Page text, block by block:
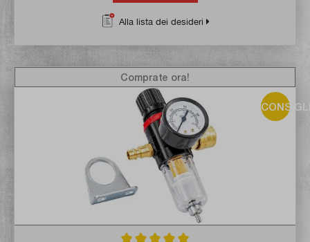
Alla lista dei desideri
Comprate ora!